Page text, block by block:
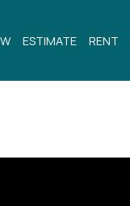
ESTIMATE RENT